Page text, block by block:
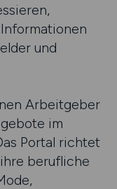
und
Arbeitgeber
im
Portal richtet
berufliche